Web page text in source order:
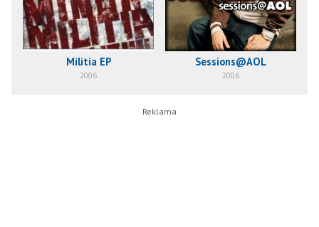
Militia EP
2006
Sessions@AOL
2006